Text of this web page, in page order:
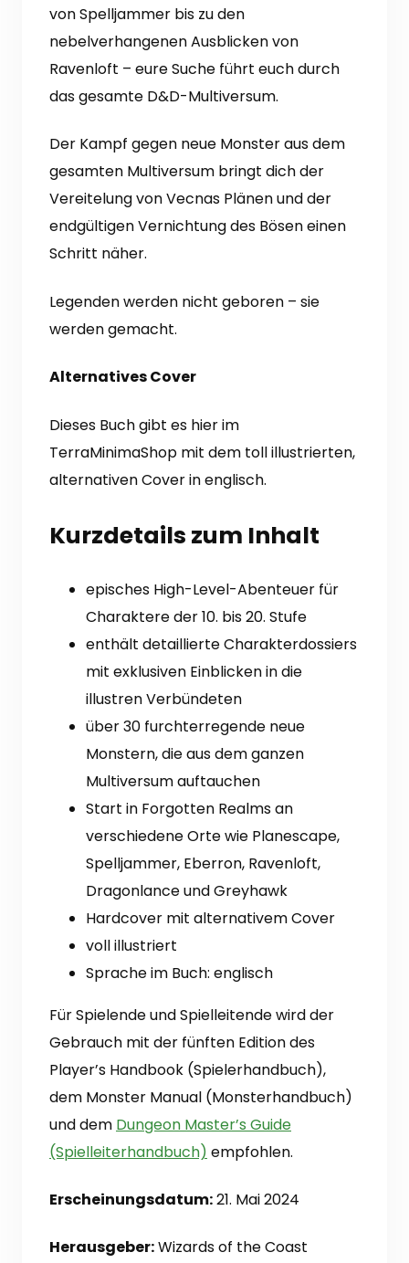
von Spelljammer bis zu den
nebelverhangenen Ausblicken von
Ravenloft – eure Suche führt euch durch
das gesamte D&D-Multiversum.
Der Kampf gegen neue Monster aus dem
gesamten Multiversum bringt dich der
Vereitelung von Vecnas Plänen und der
endgültigen Vernichtung des Bösen einen
Schritt näher.
Legenden werden nicht geboren – sie
werden gemacht.
Alternatives Cover
Dieses Buch gibt es hier im
TerraMinimaShop mit dem toll illustrierten,
alternativen Cover in englisch.
Kurzdetails zum Inhalt
episches High-Level-Abenteuer für
Charaktere der 10. bis 20. Stufe
enthält detaillierte Charakterdossiers
mit exklusiven Einblicken in die
illustren Verbündeten
über 30 furchterregende neue
Monstern, die aus dem ganzen
Multiversum auftauchen
Start in Forgotten Realms an
verschiedene Orte wie Planescape,
Spelljammer, Eberron, Ravenloft,
Dragonlance und Greyhawk
Hardcover mit alternativem Cover
voll illustriert
Sprache im Buch: englisch
Für Spielende und Spielleitende wird der
Gebrauch mit der fünften Edition des
Player’s Handbook (Spielerhandbuch),
dem Monster Manual (Monsterhandbuch)
und dem Dungeon Master’s Guide
(Spielleiterhandbuch) empfohlen.
Erscheinungsdatum:21. Mai 2024
Herausgeber:Wizards of the Coast